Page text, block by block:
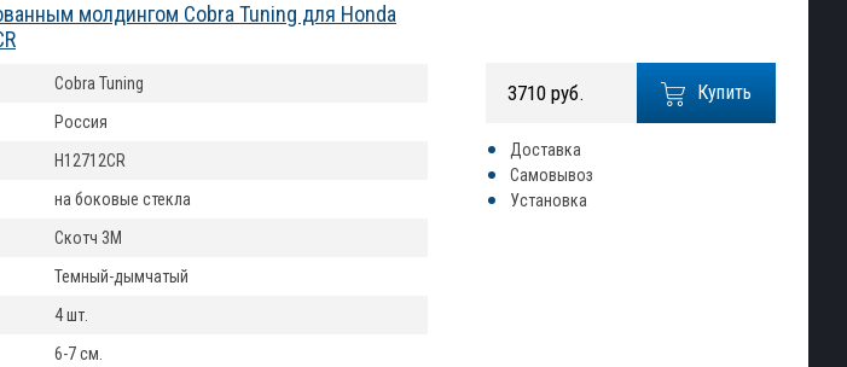
молдингом Cobra Tuning для Honda
Купить
3710 руб.
Доставка
Самовывоз
Установка
Cobra Tuning
Россия
H12712CR
на боковые стекла
Скотч 3М
Темный-дымчатый
4 шт.
6-7 см.